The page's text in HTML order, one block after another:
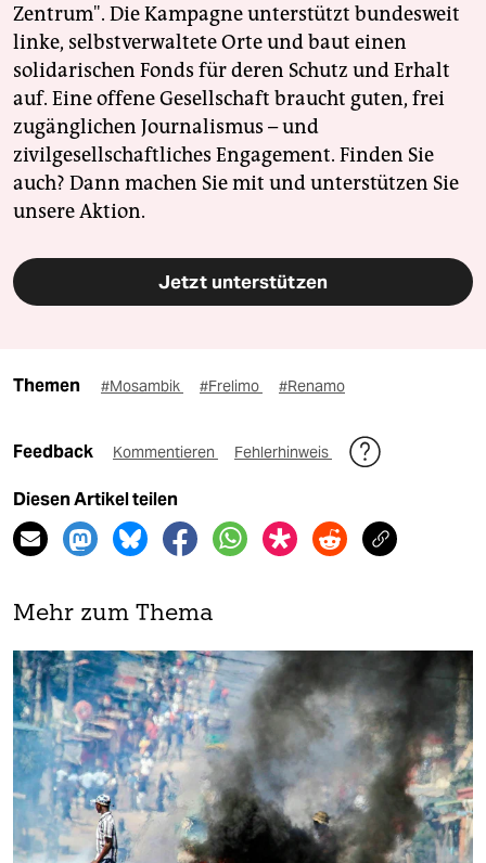
Zentrum". Die Kampagne unterstützt bundesweit
linke, selbstverwaltete Orte und baut einen
solidarischen Fonds für deren Schutz und Erhalt
auf. Eine offene Gesellschaft braucht guten, frei
zugänglichen Journalismus – und
zivilgesellschaftliches Engagement. Finden Sie
auch? Dann machen Sie mit und unterstützen Sie
unsere Aktion.
Jetzt unterstützen
Themen #Mosambik #Frelimo #Renamo
Feedback Kommentieren Fehlerhinweis
Diesen Artikel teilen
Mehr zum Thema